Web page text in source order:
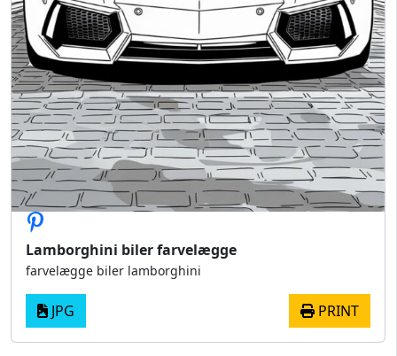
Lamborghini biler farvelægge
farvelægge biler lamborghini
JPG PRINT